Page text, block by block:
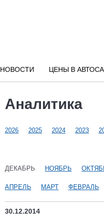
НОВОСТИ ЦЕНЫ В
Аналитика
2026 2025 2024 2023
ДЕКАБРЬ НОЯБРЬ
АПРЕЛЬ МАРТ ФЕВРАЛЬ
30.12.2014